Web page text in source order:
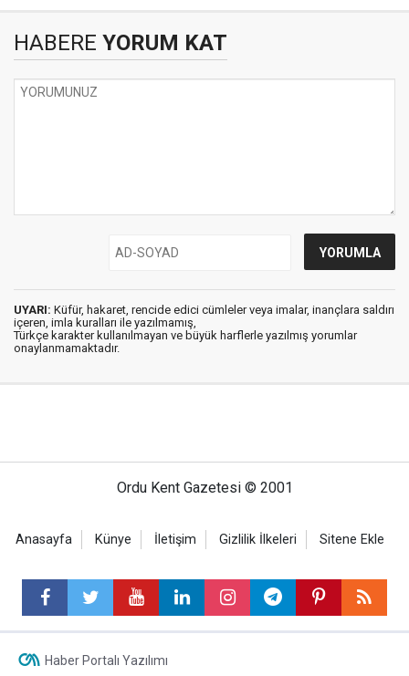
HABERE YORUM KAT
UYARI: Küfür, hakaret, rencide edici cümleler veya imalar, inançlara saldırı
içeren, imla kuralları ile yazılmamış,
Türkçe karakter kullanılmayan ve büyük harflerle yazılmış yorumlar
onaylanmamaktadır.
Ordu Kent Gazetesi © 2001
Anasayfa Künye İletişim Gizlilik İlkeleri Sitene Ekle
Haber Portalı Yazılımı